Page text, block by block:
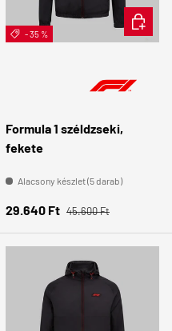
- 35 %
Formula 1 széldzseki,
fekete
Alacsony készlet (5 darab)
Eladási ár
29.640 Ft Normál ár
45.600 Ft